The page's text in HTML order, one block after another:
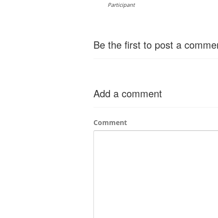
Participant
Be the first to post a
Add a comment
Comment